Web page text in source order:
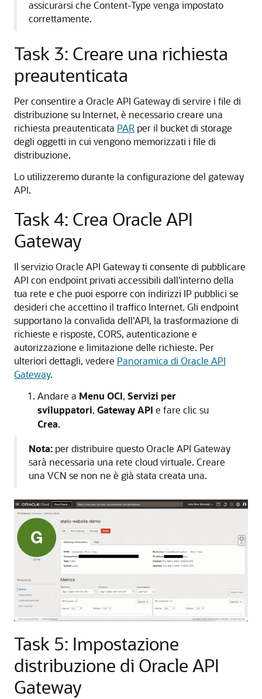
assicurarsi che Content-Type venga impostato
correttamente.
Task 3: Creare una richiesta
preautenticata
Per consentire a Oracle API Gateway di servire i file di
distribuzione su Internet, è necessario creare una
richiesta preautenticata PAR per il bucket di storage
degli oggetti in cui vengono memorizzati i file di
distribuzione.
Lo utilizzeremo durante la configurazione del gateway
API.
Task 4: Crea Oracle API
Gateway
Il servizio Oracle API Gateway ti consente di pubblicare
API con endpoint privati accessibili dall'interno della
tua rete e che puoi esporre con indirizzi IP pubblici se
desideri che accettino il traffico Internet. Gli endpoint
supportano la convalida dell'API, la trasformazione di
richieste e risposte, CORS, autenticazione e
autorizzazione e limitazione delle richieste. Per
ulteriori dettagli, vedere Panoramica di Oracle API
Gateway.
Andare a Menu OCI, Servizi per
sviluppatori, Gateway API e fare clic su
Crea.
Nota: per distribuire questo Oracle API Gateway
sarà necessaria una rete cloud virtuale. Creare
una VCN se non ne è già stata creata una.
Task 5: Impostazione
distribuzione di Oracle API
Gateway